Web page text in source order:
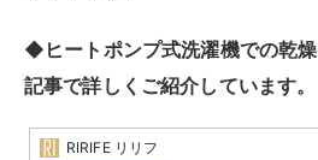
水道料金は地域によって異なるた